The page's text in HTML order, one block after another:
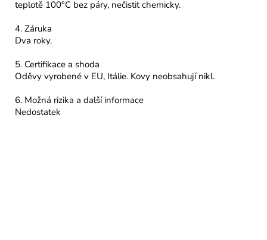
teplotě 100°C bez páry, nečistit chemicky.
4. Záruka
Dva roky.
5. Certifikace a shoda
Oděvy vyrobené v EU, Itálie. Kovy neobsahují nikl.
6. Možná rizika a další informace
Nedostatek